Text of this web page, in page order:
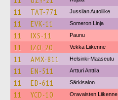
11 TAT-771 Jussilan Autoliike
11 EVK-11 Someron Linja
11 IXS-11 Paunu
11 IZO-20 Vekka Liikenne
11 AMX-811 Helsinki-Maaseutu
11 EN-511 Artturi Anttila
11 ED-611 Särkisalon
11 YCD-10 Oravaisten Liikenne